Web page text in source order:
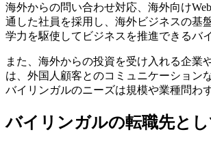
海外からの問い合わせ対応、海外向け
通した社員を採用し、海外ビジネスの基
学力を駆使してビジネスを推進できるバ
また、海外からの投資を受け入れる企業
は、外国人顧客とのコミュニケーション
バイリンガルのニーズは規模や業種問わ
バイリンガルの転職先と